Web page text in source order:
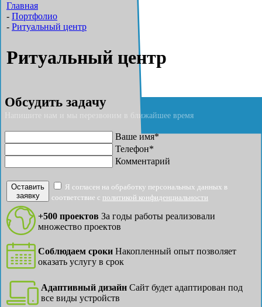
Главная
- Портфолио
- Ритуальный центр
Ритуальный центр
Обсудить задачу
Напишите нам и мы перезвоним в ближайшее время
Ваше имя*
Телефон*
Комментарий
Оставить
заявку
Я согласен на обработку персональных данных в
соответствие с политикой конфиденциальности
+500 проектов За годы работы реализовали
множество проектов
Соблюдаем сроки Накопленный опыт позволяет
оказать услугу в срок
Адаптивный дизайн Сайт будет адаптирован под
все виды устройств